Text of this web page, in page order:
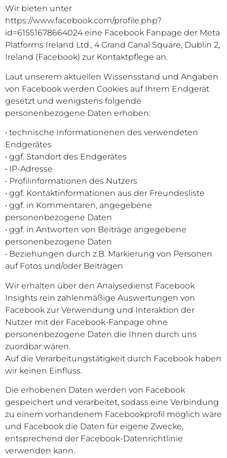
Wir bieten unter
https://www.facebook.com/profile.php?
id=61551678664024 eine Facebook Fanpage der Meta
Platforms Ireland Ltd., 4 Grand Canal Square, Dublin 2,
Ireland (Facebook) zur Kontaktpflege an.
Laut unserem aktuellen Wissensstand und Angaben
von Facebook werden Cookies auf Ihrem Endgerät
gesetzt und wenigstens folgende
personenbezogene Daten erhoben:
• technische Informationenen des verwendeten
Endgerätes
• ggf. Standort des Endgerätes
• IP-Adresse
• Profilinformationen des Nutzers
• ggf. Kontaktinformationen aus der Freundesliste
• ggf. in Kommentaren, angegebene
personenbezogene Daten
• ggf. in Antworten von Beiträge angegebene
personenbezogene Daten
• Beziehungen durch z.B. Markierung von Personen
auf Fotos und/oder Beiträgen
Wir erhalten über den Analysedienst Facebook
Insights rein zahlenmäßige Auswertungen von
Facebook zur Verwendung und Interaktion der
Nutzer mit der Facebook-Fanpage ohne
personenbezogene Daten die Ihnen durch uns
zuordbar wären.
Auf die Verarbeitungstätigkeit durch Facebook haben
wir keinen Einfluss.
Die erhobenen Daten werden von Facebook
gespeichert und verarbeitet, sodass eine Verbindung
zu einem vorhandenem Facebookprofil möglich wäre
und Facebook die Daten für eigene Zwecke,
entsprechend der Facebook-Datenrichtlinie
verwenden kann.